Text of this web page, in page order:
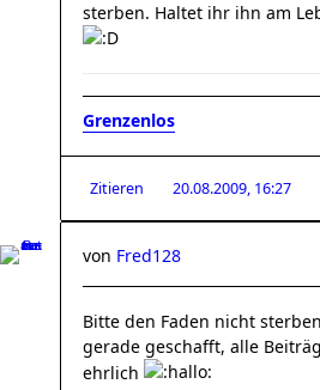
sterben. Haltet ihr ihn am
Grenzenlos
Zitieren 20.08.2009, 16:27
von Fred128
Bitte den Faden nicht
gerade geschafft, alle
ehrlich